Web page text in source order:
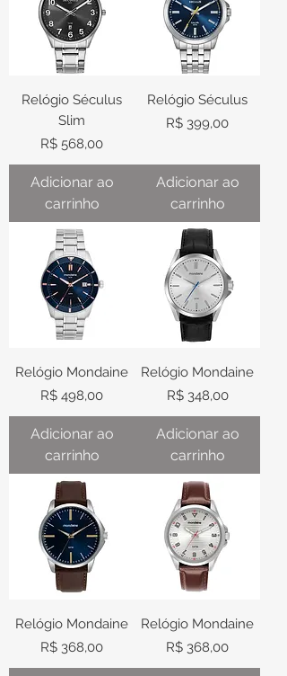
Relógio Séculus
Slim
Preço
R$ 568,00
Adicionar ao
carrinho
Relógio Séculus
Preço
R$ 399,00
Adicionar ao
carrinho
Relógio Mondaine
Preço
R$ 498,00
Adicionar ao
carrinho
Relógio Mondaine
Preço
R$ 348,00
Adicionar ao
carrinho
Relógio Mondaine
Preço
R$ 368,00
Relógio Mondaine
Preço
R$ 368,00